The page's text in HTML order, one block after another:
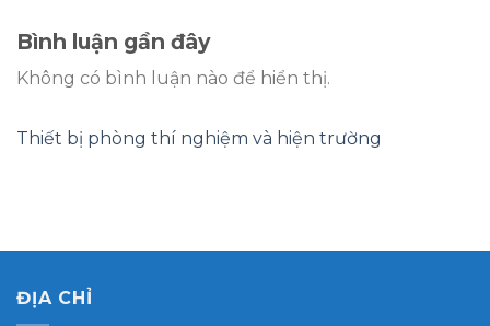
Bình luận gần đây
Không có bình luận nào để hiển thị.
Thiết bị phòng thí nghiệm và hiện trường
ĐỊA CHỈ